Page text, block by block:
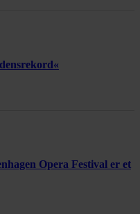
Opera Festival er et